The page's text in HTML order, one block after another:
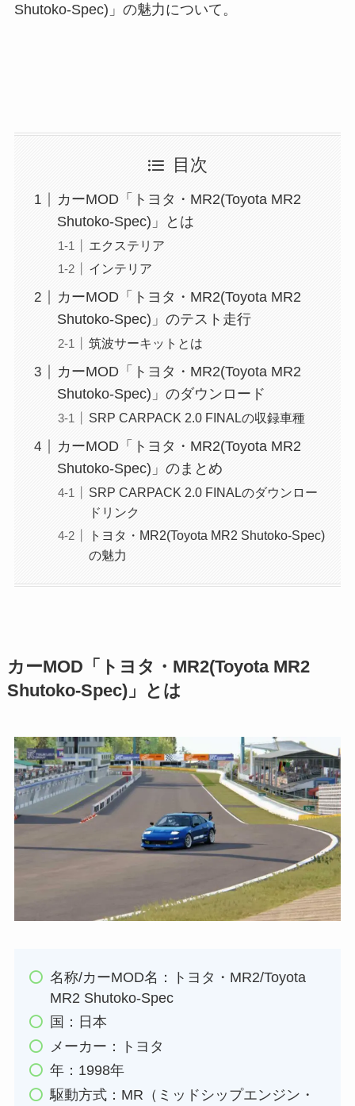
Shutoko-Spec)」の魅力について。
目次
カーMOD「トヨタ・MR2(Toyota MR2
Shutoko-Spec)」とは
エクステリア
インテリア
カーMOD「トヨタ・MR2(Toyota MR2
Shutoko-Spec)」のテスト走行
筑波サーキットとは
カーMOD「トヨタ・MR2(Toyota MR2
Shutoko-Spec)」のダウンロード
SRP CARPACK 2.0 FINALの収録車種
カーMOD「トヨタ・MR2(Toyota MR2
Shutoko-Spec)」のまとめ
SRP CARPACK 2.0 FINALのダウンロー
ドリンク
トヨタ・MR2(Toyota MR2 Shutoko-Spec)
の魅力
カーMOD「トヨタ・MR2(Toyota MR2
Shutoko-Spec)」とは
名称/カーMOD名：トヨタ・MR2/Toyota
MR2 Shutoko-Spec
国：日本
メーカー：トヨタ
年：1998年
駆動方式：MR（ミッドシップエンジン・